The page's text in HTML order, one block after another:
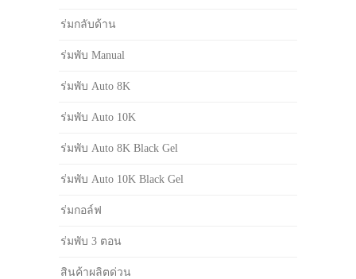
ร่มกลับด้าน
ร่มพับ Manual
ร่มพับ Auto 8K
ร่มพับ Auto 10K
ร่มพับ Auto 8K Black Gel
ร่มพับ Auto 10K Black Gel
ร่มกอล์ฟ
ร่มพับ 3 ตอน
สินค้าผลิตด่วน